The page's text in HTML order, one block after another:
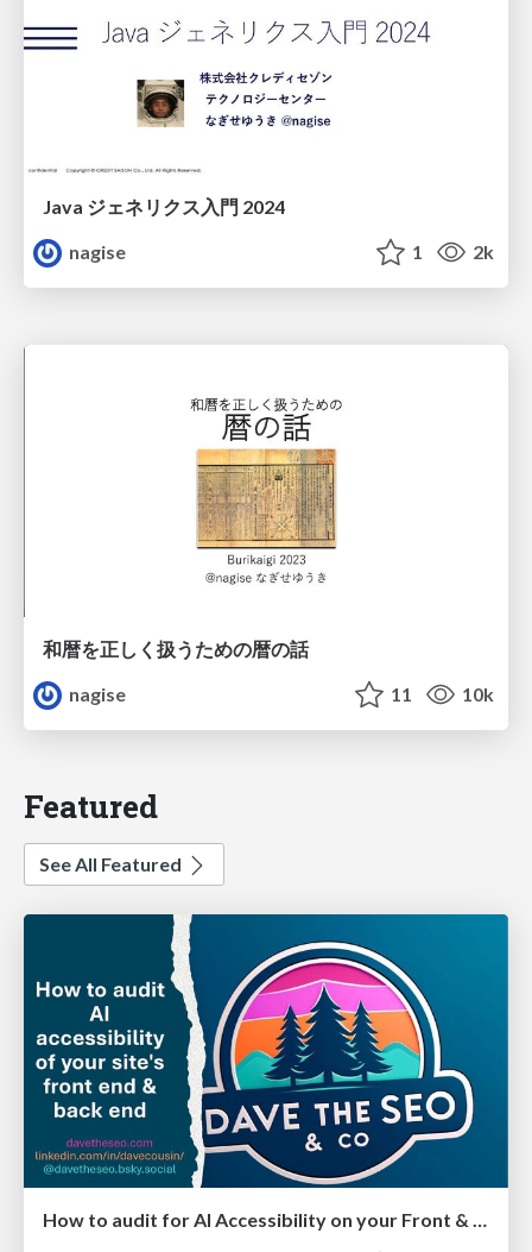
Java ジェネリクス入門 2024
nagise
1 2k
和暦を正しく扱うための暦の話
nagise
11 10k
Featured
See All Featured